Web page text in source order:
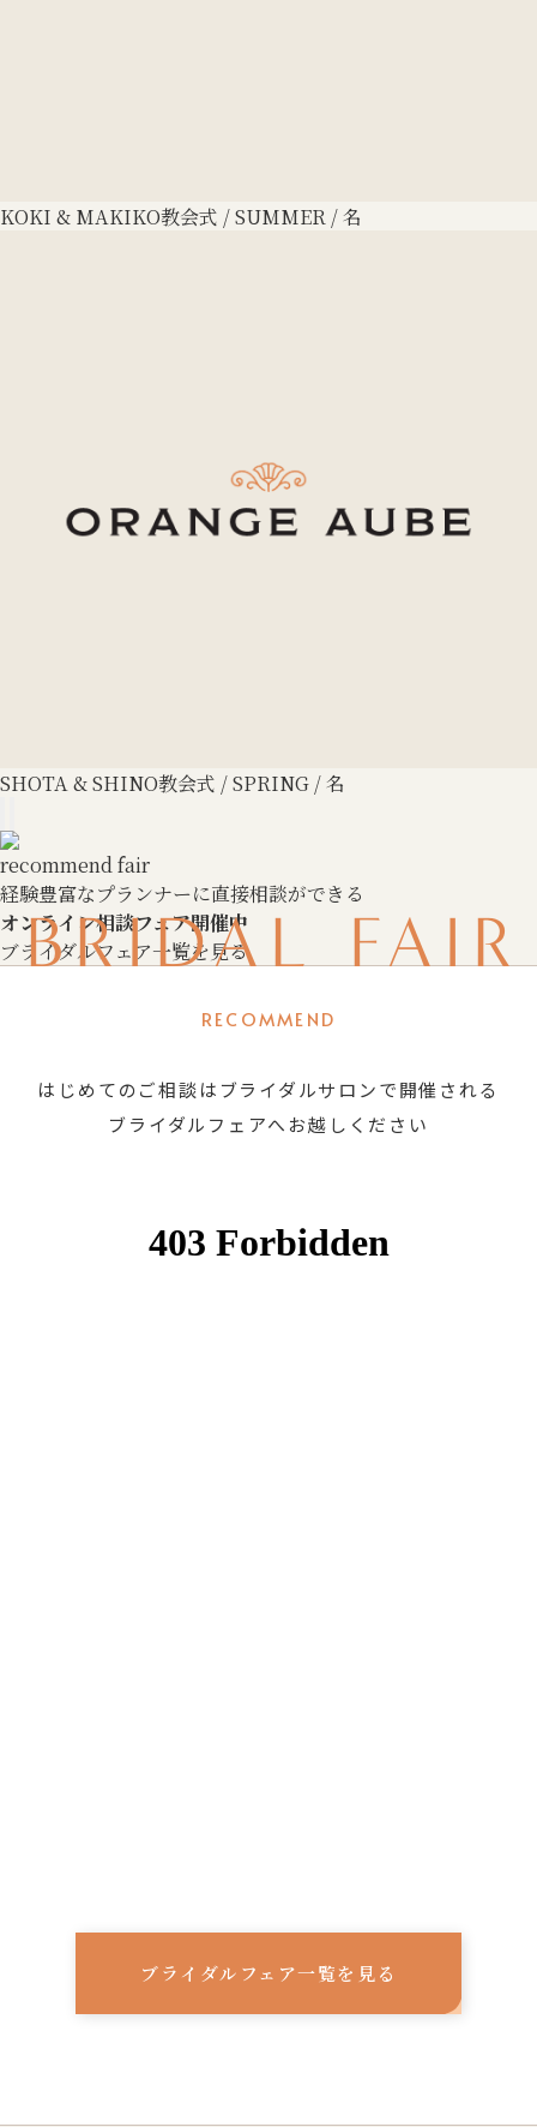
KOKI & MAKIKO教会式 / SUMMER / 名
SHOTA & SHINO教会式 / SPRING / 名
recommend fair
経験豊富なプランナーに直接相談ができる
オンライン相談フェア開催中
ブライダルフェア一覧を見る
BRIDAL FAIR
RECOMMEND
はじめてのご相談はブライダルサロンで開催される
ブライダルフェアへお越しください
ブライダルフェア一覧を見る